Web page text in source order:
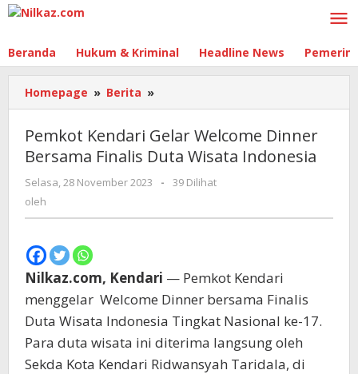
Lewati
Beranda Hukum & Kriminal Headline News
Homepage » Berita »
Kendari
Gelar
Welcome
Dinner
Bersama
Pemkot Kendari Gelar Welcome Dinner
Bersama Finalis Duta Wisata Indonesia
Selasa, 28 November 2023 oleh
-
39 Dilihat
oleh
Nilkaz.com, Kendari — Pemkot Kendari
menggelar Welcome Dinner bersama Finalis
Duta Wisata Indonesia Tingkat Nasional ke-17.
Para duta wisata ini diterima langsung oleh
Sekda Kota Kendari Ridwansyah Taridala, di